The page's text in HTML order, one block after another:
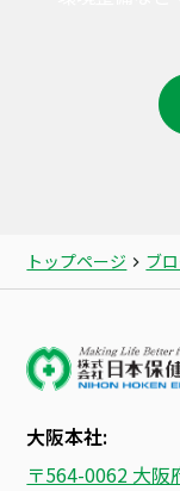
トップページ ブ
大阪本社:
〒564-0062 大